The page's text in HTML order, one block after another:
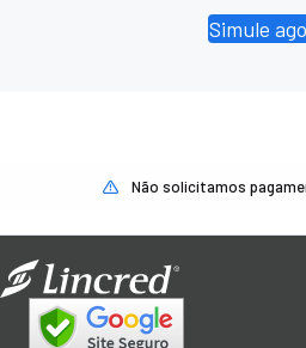
Simule
Não solicitamos